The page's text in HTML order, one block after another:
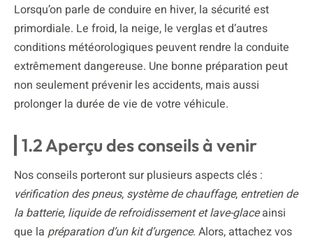
Lorsqu’on parle de conduire en hiver, la sécurité est
primordiale. Le froid, la neige, le verglas et d’autres
conditions météorologiques peuvent rendre la conduite
extrêmement dangereuse. Une bonne préparation peut
non seulement prévenir les accidents, mais aussi
prolonger la durée de vie de votre véhicule.
1.2 Aperçu des conseils à venir
Nos conseils porteront sur plusieurs aspects clés :
vérification des pneus, système de chauffage, entretien de
la batterie, liquide de refroidissement et lave-glaceainsi
que la préparation d’un kit d’urgence. Alors, attachez vos